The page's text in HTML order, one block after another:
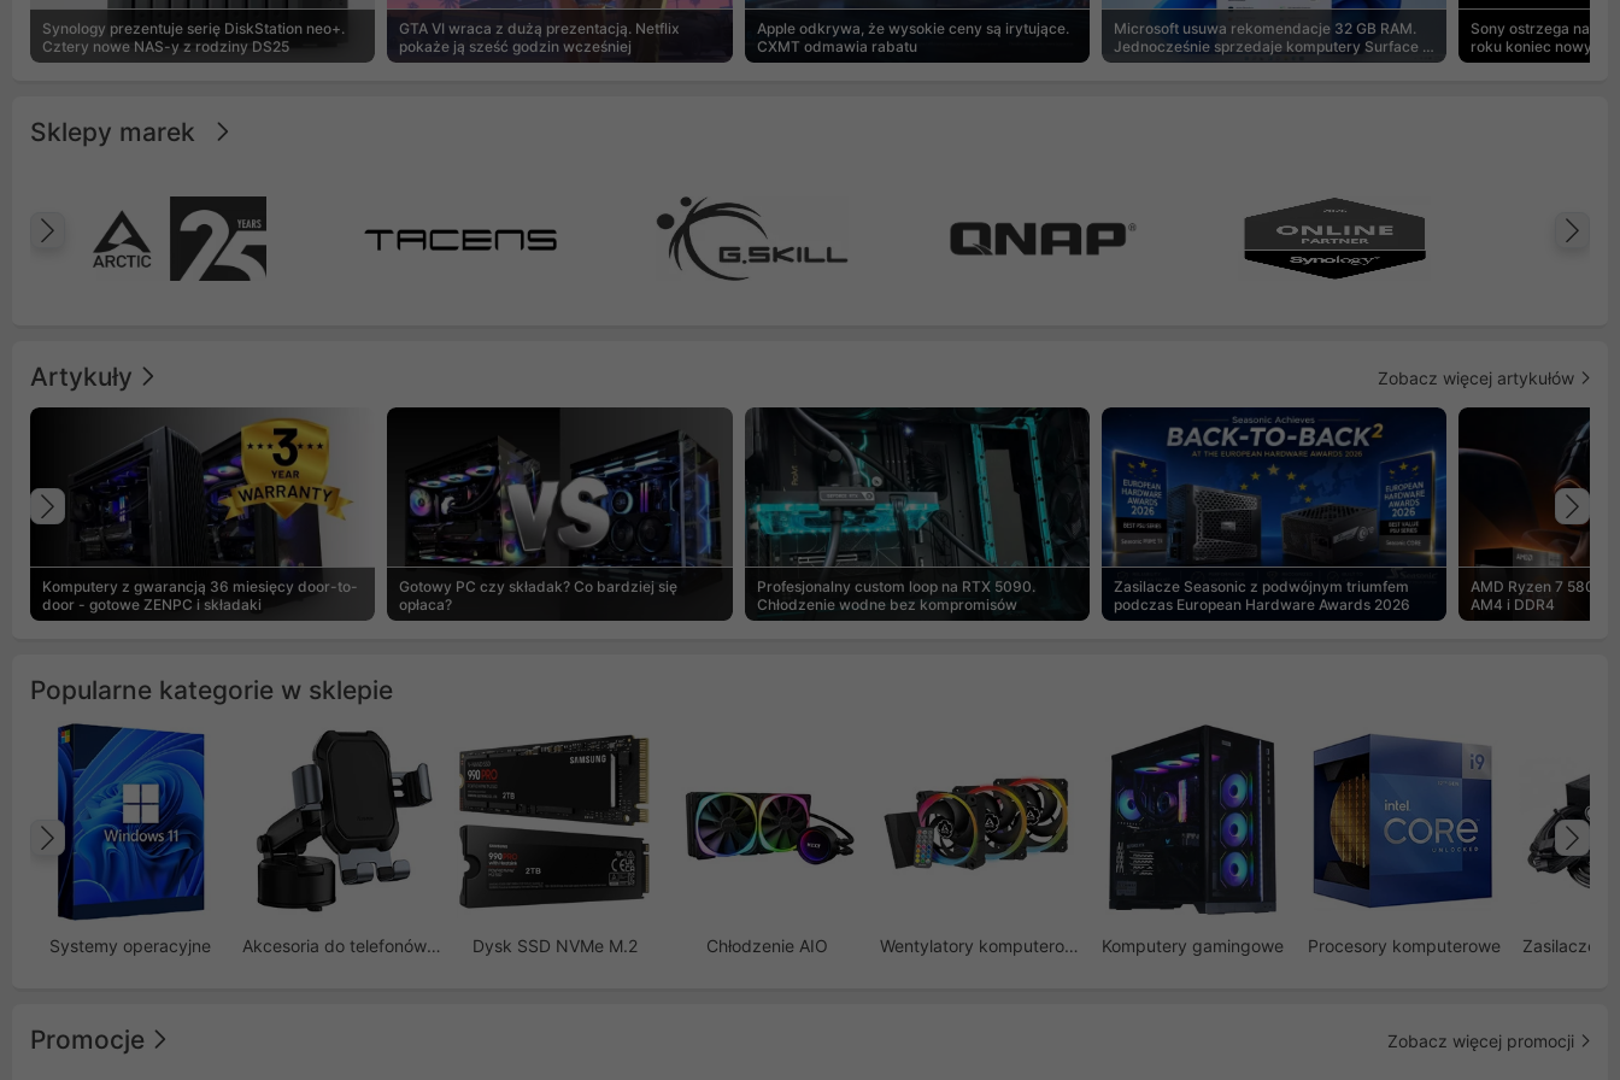
Synology prezentuje serię DiskStation neo+.
Cztery nowe NAS-y z rodziny DS25
GTA VI wraca z dużą prezentacją. Netflix
pokaże ją sześć godzin wcześniej
Apple odkrywa, że wysokie ceny są irytujące.
CXMT odmawia rabatu
Microsoft usuwa rekomendacje 32 GB RAM.
Jednocześnie sprzedaje komputery Surface z
8 GB
Sony ostrzega na
roku koniec nowych
Sklepy marek
Poprzedni
Artykuły Zobacz więcej artykułów
Komputery z gwarancją 36 miesięcy door-to-
door - gotowe ZENPC i składaki
Gotowy PC czy składak? Co bardziej się
opłaca?
Profesjonalny custom loop na RTX 5090.
Chłodzenie wodne bez kompromisów
Zasilacze Seasonic z podwójnym triumfem
podczas European Hardware Awards 2026
AMD Ryzen 7
AM4 i DDR4
Poprzedni
Popularne kategorie w sklepie
Systemy operacyjne Akcesoria do telefonów GSM Dysk SSD NVMe M.2 Chłodzenie AIO Wentylatory komputerowe Komputery gamingowe Procesory komputerowe Zasilacze
Poprzedni
Promocje Zobacz więcej promocji